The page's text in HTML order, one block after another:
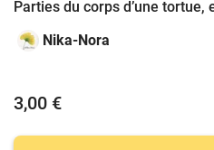
Parties du corps d’une tortue,
Nika-Nora
3,00 €